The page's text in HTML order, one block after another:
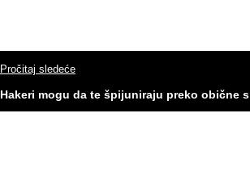
Pročitaj sledeće
Hakeri mogu da te špijuniraju preko obične